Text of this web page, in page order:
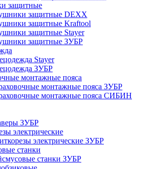
защитные
защитные DEXX
защитные Kraftool
защитные Stayer
защитные ЗУБР
Stayer
ЗУБР
монтажные пояса
монтажные пояса ЗУБР
монтажные пояса СИБИН
ЗУБР
электрические
электрические ЗУБР
станки
станки ЗУБР